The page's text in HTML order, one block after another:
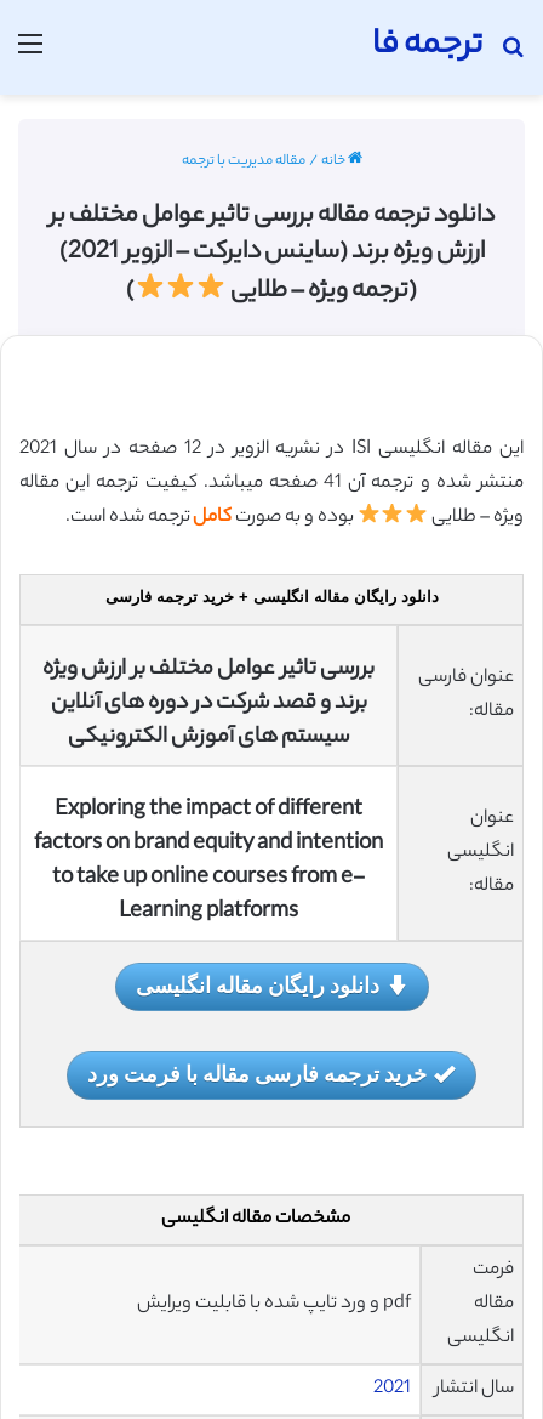
ترجمه فا
جستجو برای
خانه/مقاله مدیریت با ترجمه
دانلود ترجمه مقاله بررسی تاثیر عوامل مختلف بر
ارزش ویژه برند (ساینس دایرکت – الزویر 2021)
(ترجمه ویژه – طلایی
)
این مقاله انگلیسی ISI در نشریه الزویر در 12 صفحه در سال 2021
منتشر شده و ترجمه آن 41 صفحه میباشد. کیفیت ترجمه این مقاله
ویژه – طلایی
بوده و به صورتکاملترجمه شده است.
دانلود رایگان مقاله انگلیسی + خرید ترجمه فارسی
عنوان فارسی
مقاله:
بررسی تاثیر عوامل مختلف بر ارزش ویژه
برند و قصد شرکت در دوره های آنلاین
سیستم های آموزش الکترونیکی
عنوان
انگلیسی
مقاله:
Exploring the impact of different
factors on brand equity and intention
to take up online courses from e-
Learning platforms
دانلود رایگان مقاله انگلیسی
خرید ترجمه فارسی مقاله با فرمت ورد
مشخصات مقاله انگلیسی
فرمت
مقاله
انگلیسی
pdf و ورد تایپ شده با قابلیت ویرایش
سال انتشار
2021